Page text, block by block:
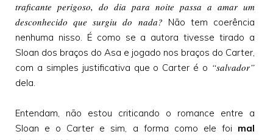
traficante perigoso, do dia para noite passa a amar um
desconhecido que surgiu do nada? Não tem coerência
nenhuma nisso. É como se a autora tivesse tirado a
Sloan dos braços do Asa e jogado nos braços do Carter,
com a simples justificativa que o Carter é o “salvador”
dela.
Entendam, não estou criticando o romance entre a
Sloan e o Carter e sim, a forma como ele foi mal